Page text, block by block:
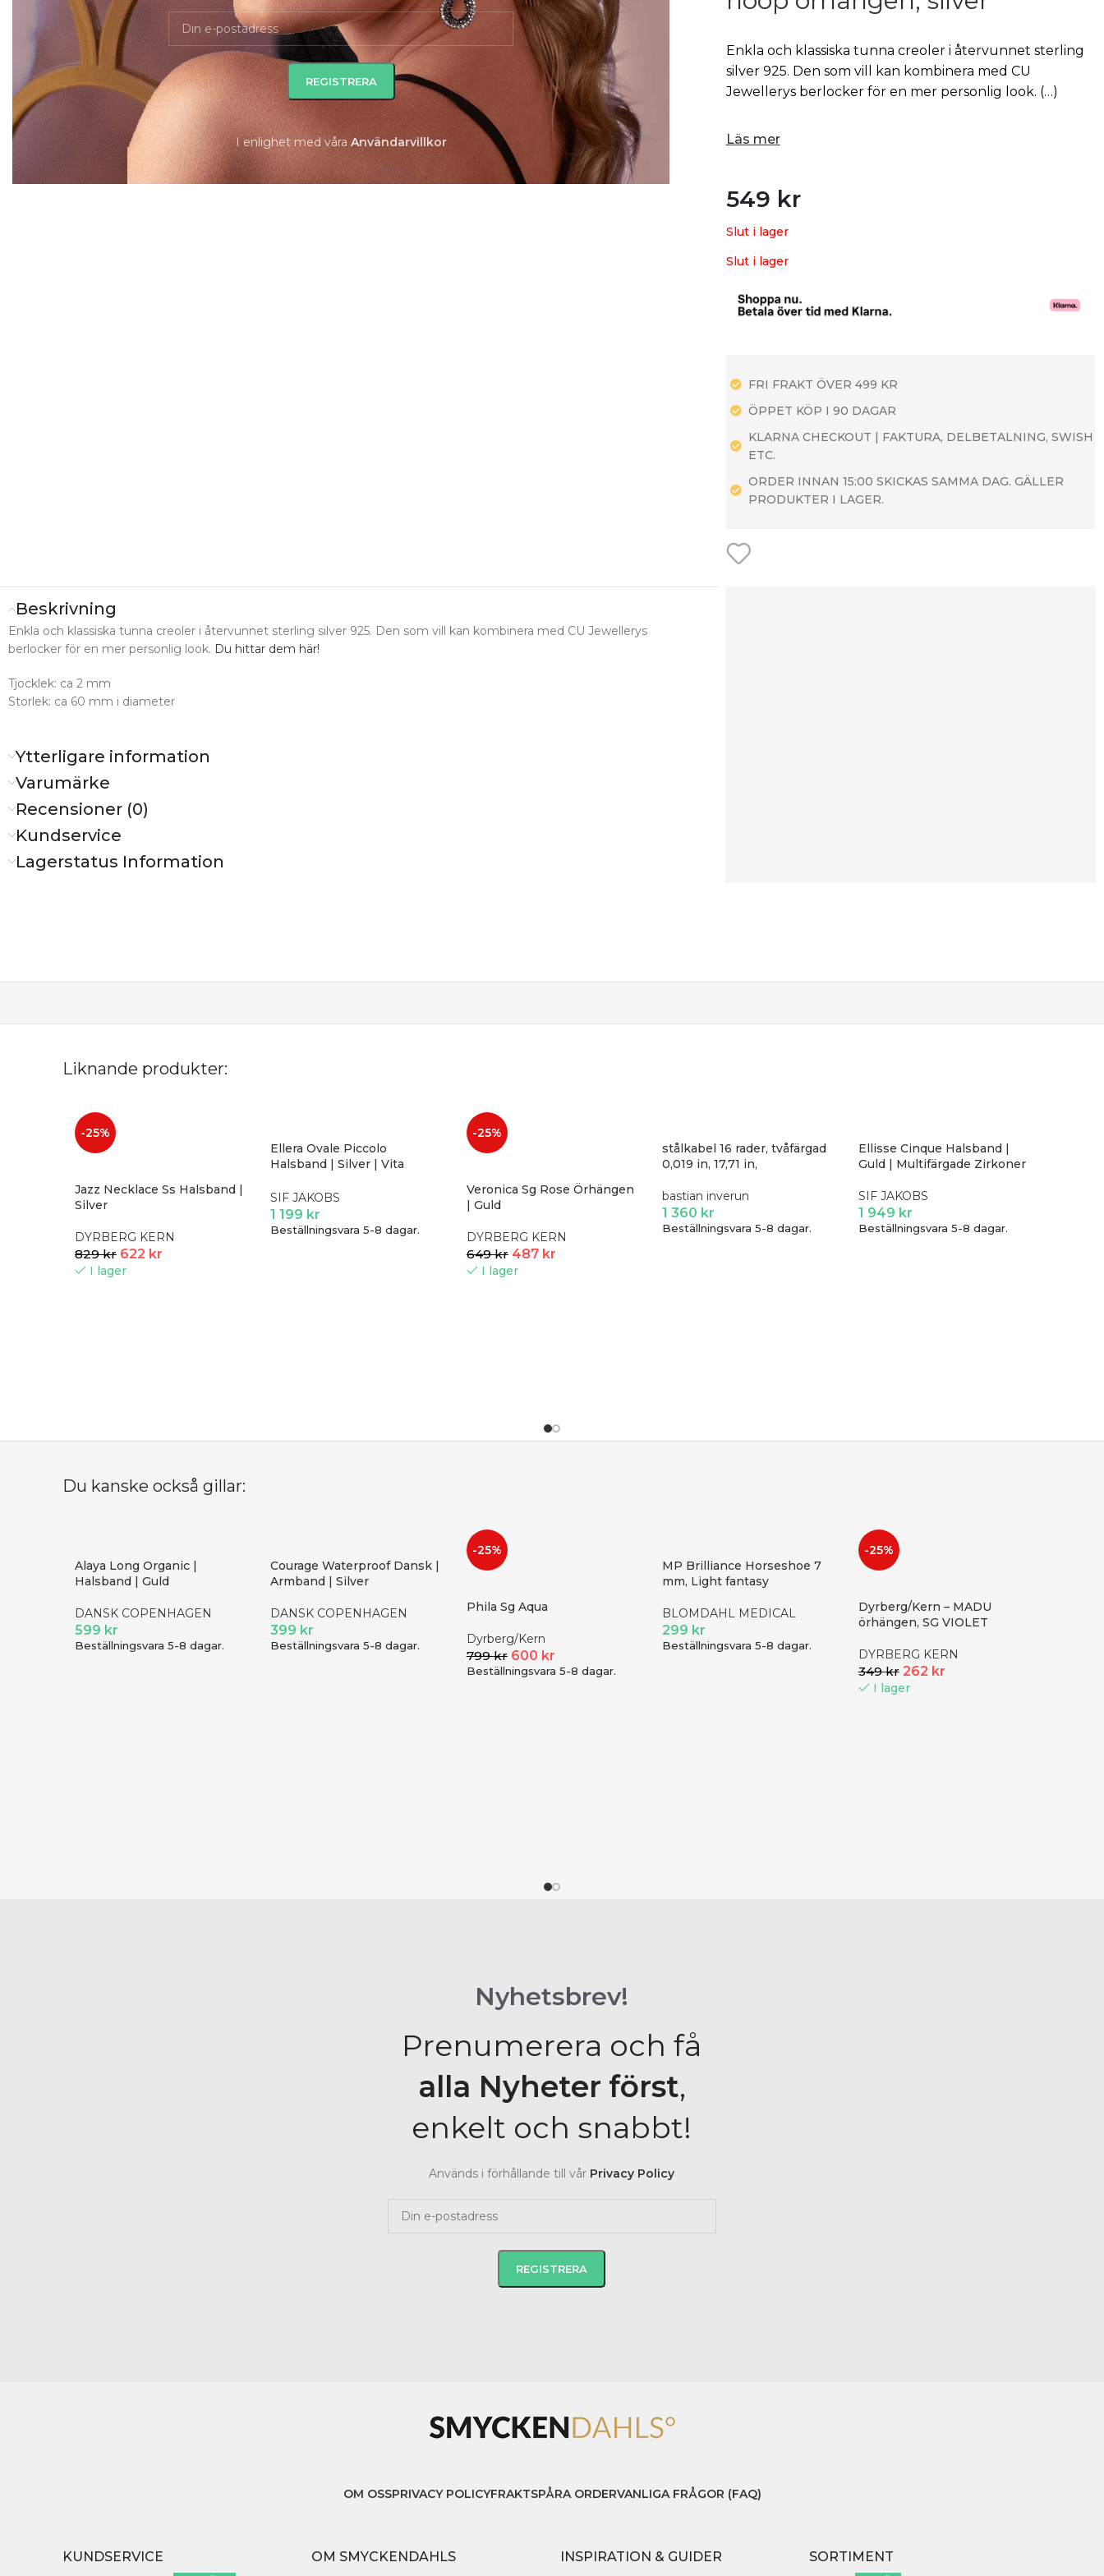
I enlighet med våra Användarvillkor
Enkla och klassiska tunna creoler i återvunnet sterling
silver 925. Den som vill kan kombinera med CU
Jewellerys berlocker för en mer personlig look. (…)
Läs mer
549 kr
Slut i lager
Slut i lager
FRI FRAKT ÖVER 499 KR
ÖPPET KÖP I 90 DAGAR
KLARNA CHECKOUT | FAKTURA, DELBETALNING, SWISH
ETC.
ORDER INNAN 15:00 SKICKAS SAMMA DAG. GÄLLER
PRODUKTER I LAGER.
Beskrivning
Enkla och klassiska tunna creoler i återvunnet sterling silver 925. Den som vill kan kombinera med CU Jewellerys
berlocker för en mer personlig look. Du hittar dem här!
Tjocklek: ca 2 mm
Storlek: ca 60 mm i diameter
Ytterligare information
Varumärke
Recensioner (0)
Kundservice
Lagerstatus Information
Liknande produkter:
-25%
Jazz Necklace Ss Halsband |
Silver
DYRBERG KERN
829kr 622 kr
I lager
Ellera Ovale Piccolo
Halsband | Silver | Vita
SIF JAKOBS
1 199 kr
Beställningsvara 5-8 dagar.
-25%
Veronica Sg Rose Örhängen
| Guld
DYRBERG KERN
649kr 487 kr
I lager
stålkabel 16 rader, tvåfärgad
0,019 in, 17,71 in,
bastian inverun
1 360 kr
Beställningsvara 5-8 dagar.
Ellisse Cinque Halsband |
Guld | Multifärgade Zirkoner
SIF JAKOBS
1 949 kr
Beställningsvara 5-8 dagar.
Du kanske också gillar:
Alaya Long Organic |
Halsband | Guld
DANSK COPENHAGEN
599 kr
Beställningsvara 5-8 dagar.
Courage Waterproof Dansk |
Armband | Silver
DANSK COPENHAGEN
399 kr
Beställningsvara 5-8 dagar.
-25%
Phila Sg Aqua
Dyrberg/Kern
799kr 600 kr
Beställningsvara 5-8 dagar.
MP Brilliance Horseshoe 7
mm, Light fantasy
BLOMDAHL MEDICAL
299 kr
Beställningsvara 5-8 dagar.
-25%
Dyrberg/Kern – MADU
örhängen, SG VIOLET
DYRBERG KERN
349kr 262 kr
I lager
Nyhetsbrev!
Prenumerera och få
alla Nyheter först,
enkelt och snabbt!
Används i förhållande till vår Privacy Policy
OM OSSPRIVACY POLICYFRAKTSPÅRA ORDERVANLIGA FRÅGOR (FAQ)
KUNDSERVICE OM SMYCKENDAHLS INSPIRATION & GUIDER SORTIMENT